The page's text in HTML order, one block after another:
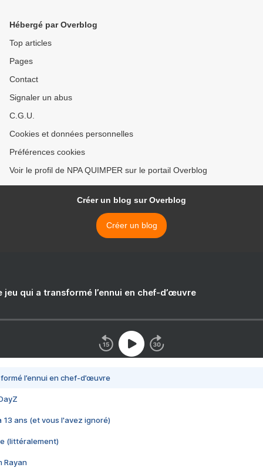
Hébergé par Overblog
Top articles
Pages
Contact
Signaler un abus
C.G.U.
Cookies et données personnelles
Préférences cookies
Voir le profil de NPA QUIMPER sur le portail Overblog
Créer un blog sur Overblog
Créer un blog
jeu qui a transformé l’ennui en chef-d’œuvre
l’ennui en chef-d’œuvre
13 ans (et vous l'avez ignoré)
(littéralement)
Rayan